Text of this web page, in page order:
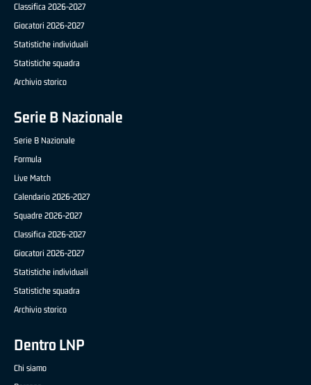
Classifica 2026-2027
Giocatori 2026-2027
Statistiche individuali
Statistiche squadra
Archivio storico
Serie B Nazionale
Serie B Nazionale
Formula
Live Match
Calendario 2026-2027
Squadre 2026-2027
Classifica 2026-2027
Giocatori 2026-2027
Statistiche individuali
Statistiche squadra
Archivio storico
Dentro LNP
Chi siamo